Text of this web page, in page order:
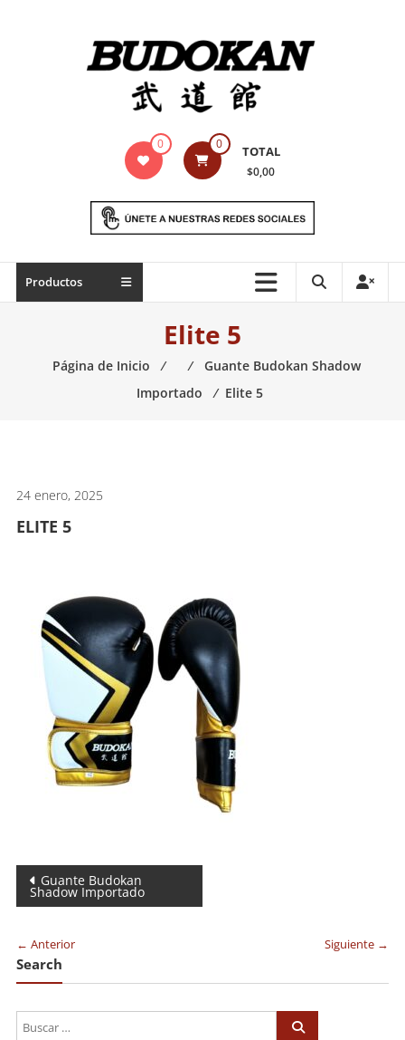
Indumentaria
marciales
Todo
necesario
0 0 TOTAL
$0,00
Productos
Elite 5
Página de Inicio ⁄ ⁄
Guante Budokan Shadow
Importado
⁄ Elite 5
24 enero, 2025
ELITE 5
Navegación
de
entradas
Guante Budokan
Shadow Importado
← Anterior Siguiente →
Search